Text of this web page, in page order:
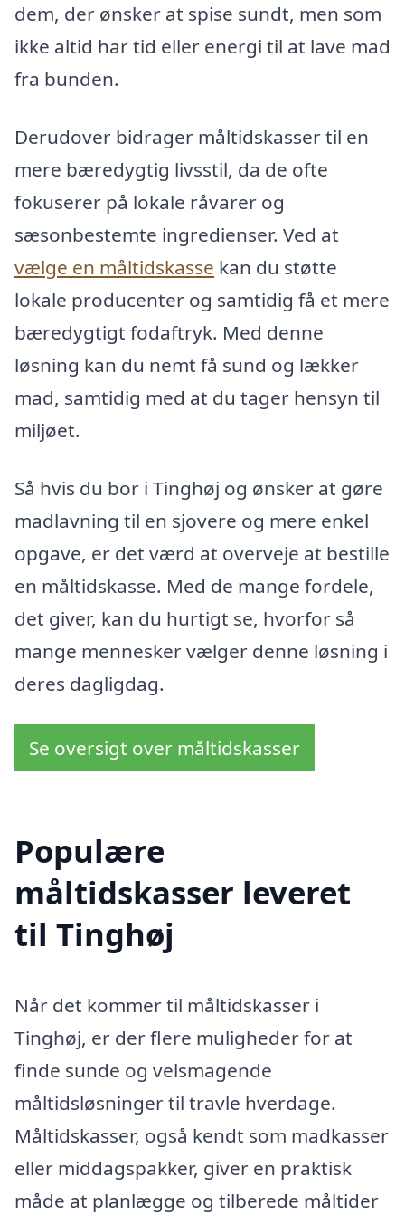
dem, der ønsker at spise sundt, men som
ikke altid har tid eller energi til at lave mad
fra bunden.
Derudover bidrager måltidskasser til en
mere bæredygtig livsstil, da de ofte
fokuserer på lokale råvarer og
sæsonbestemte ingredienser. Ved at
vælge en måltidskasse kan du støtte
lokale producenter og samtidig få et mere
bæredygtigt fodaftryk. Med denne
løsning kan du nemt få sund og lækker
mad, samtidig med at du tager hensyn til
miljøet.
Så hvis du bor i Tinghøj og ønsker at gøre
madlavning til en sjovere og mere enkel
opgave, er det værd at overveje at bestille
en måltidskasse. Med de mange fordele,
det giver, kan du hurtigt se, hvorfor så
mange mennesker vælger denne løsning i
deres dagligdag.
Se oversigt over måltidskasser
Populære
måltidskasser leveret
til Tinghøj
Når det kommer til måltidskasser i
Tinghøj, er der flere muligheder for at
finde sunde og velsmagende
måltidsløsninger til travle hverdage.
Måltidskasser, også kendt som madkasser
eller middagspakker, giver en praktisk
måde at planlægge og tilberede måltider